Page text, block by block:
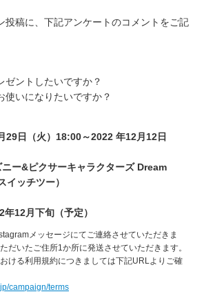
投稿に、下記アンケートのコメントをご記
ントしたいですか？
いになりたいですか？
日（火）18:00～2022 年12月12日
ー&ピクサーキャラクターズ Dream
ッチツー）
12月下旬（予定）
メッセージにてご連絡させていただきま
だいたご住所1か所に発送させていただきます。
ける利用規約につきましては下記URLよりご確
campaign/terms